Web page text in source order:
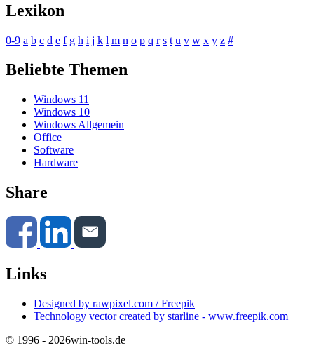
Lexikon
0-9 a b c d e f g h i j k l m n o p q r s t u v w x y z #
Beliebte Themen
Windows 11
Windows 10
Windows Allgemein
Office
Software
Hardware
Share
Links
Designed by rawpixel.com / Freepik
Technology vector created by starline - www.freepik.com
© 1996 - 2026win-tools.de